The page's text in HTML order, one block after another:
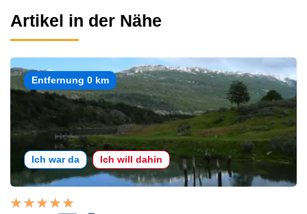
Artikel in der Nähe
Entfernung 0 km
Ich war da Ich will dahin